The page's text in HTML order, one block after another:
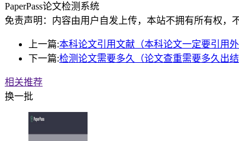
PaperPass论文检测系统
免责声明：内容由用户自发上传，本站不拥有所有权，
上一篇:本科论文引用文献（本科论文一定要引用外
下一篇:检测论文需要多久（论文查重需要多久出结
相关推荐
换一批